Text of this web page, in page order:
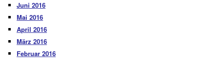
Juni 2016
Mai 2016
April 2016
März 2016
Februar 2016